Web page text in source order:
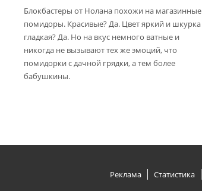
Блокбастеры от Нолана похожи на магазинные
помидоры. Красивые? Да. Цвет яркий и шкурка
гладкая? Да. Но на вкус немного ватные и
никогда не вызывают тех же эмоций, что
помидорки с дачной грядки, а тем более
бабушкины.
Реклама Статистика